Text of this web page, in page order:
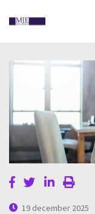
19 december 2025